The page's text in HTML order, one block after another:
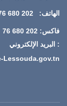
الهاتف: 202 680 76
فاكس: 202 680 76
: البريد الإلكتروني
Lessouda.gov.tn